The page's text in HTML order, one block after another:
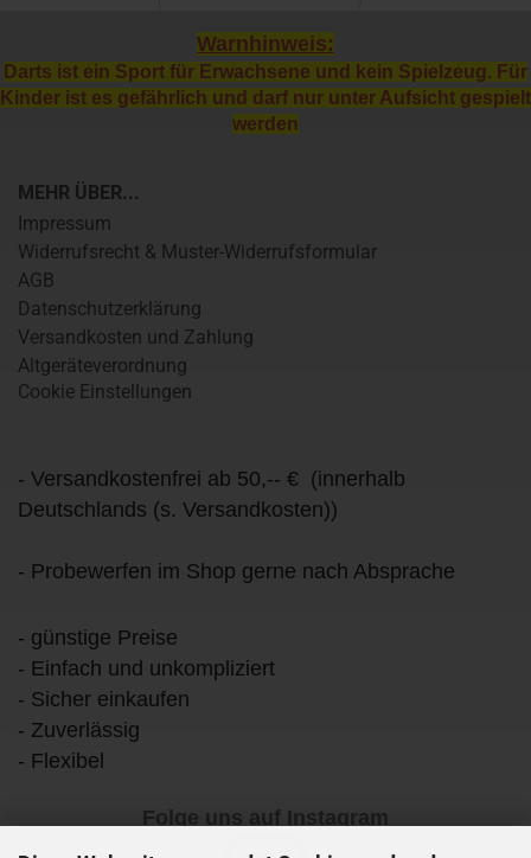
Warnhinweis:
Darts ist ein Sport für Erwachsene und kein Spielzeug. Für
Kinder ist es gefährlich und darf nur unter Aufsicht gespielt
werden
MEHR ÜBER...
Impressum
Widerrufsrecht & Muster-Widerrufsformular
AGB
Datenschutzerklärung
Versandkosten und Zahlung
Altgeräteverordnung
Cookie Einstellungen
- Versandkostenfrei ab 50,-- € (innerhalb
Deutschlands (s. Versandkosten))
- Probewerfen im Shop gerne nach Absprache
- günstige Preise
- Einfach und unkompliziert
- Sicher einkaufen
- Zuverlässig
- Flexibel
Folge uns auf Instagram